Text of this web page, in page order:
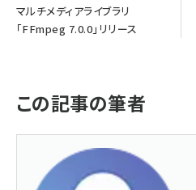
マルチメディアライブラリ
「FFmpeg 7.0.0」リリース
この記事の筆者